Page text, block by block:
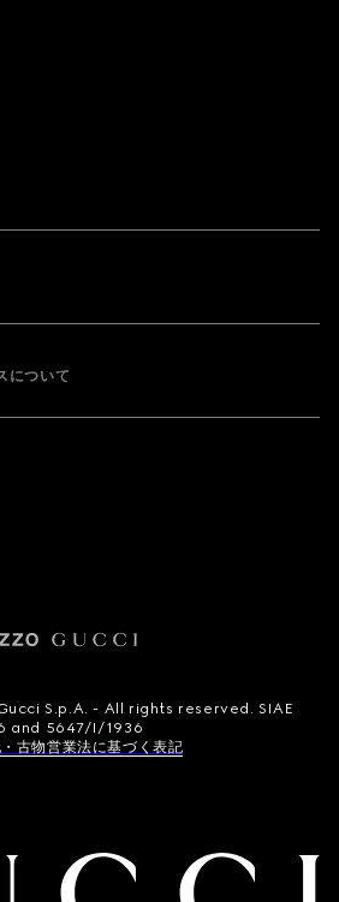
について
S.p.A. - All rights reserved. SIAE
and 5647/I/1936
古物営業法に基づく表記